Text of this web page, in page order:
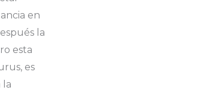
en
la
esta
es
la